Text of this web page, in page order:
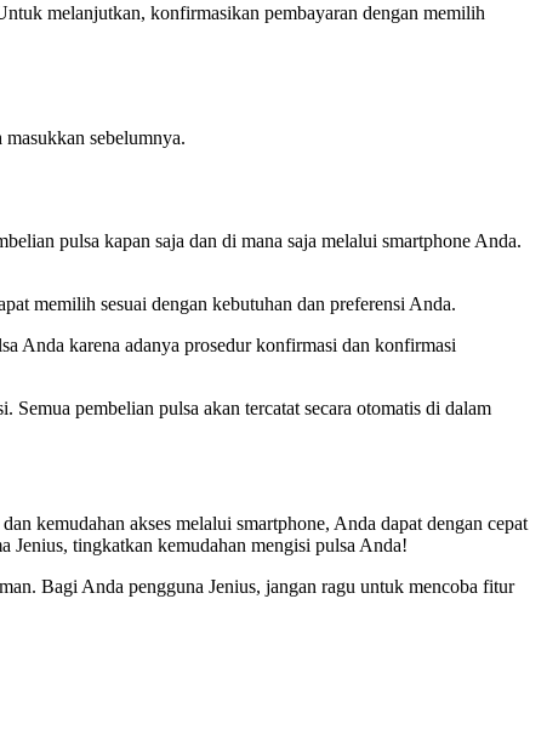
melanjutkan, konfirmasikan pembayaran dengan memilih
sebelumnya.
pulsa kapan saja dan di mana saja melalui smartphone Anda.
memilih sesuai dengan kebutuhan dan preferensi Anda.
Anda karena adanya prosedur konfirmasi dan konfirmasi
pembelian pulsa akan tercatat secara otomatis di dalam
kemudahan akses melalui smartphone, Anda dapat dengan cepat
Jenius, tingkatkan kemudahan mengisi pulsa Anda!
Bagi Anda pengguna Jenius, jangan ragu untuk mencoba fitur